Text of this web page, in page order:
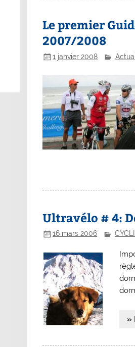
Le premier
2007/2008
1 janvier 2008
Ultravélo # 4:
16 mars 2006
»